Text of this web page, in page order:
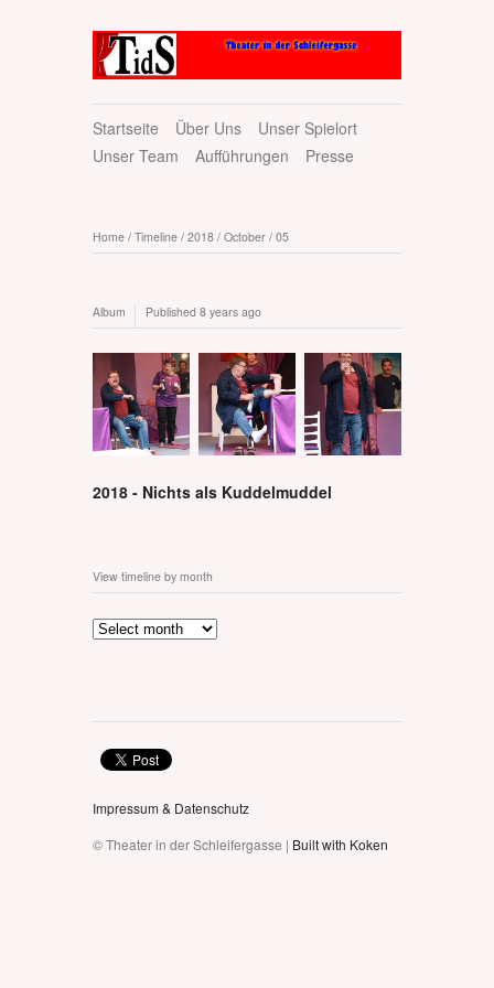
Startseite Über Uns
Unser Spielort
Unser Team
Aufführungen Presse
Home / Timeline / 2018 / October / 05
Album Published 8 years ago
2018 - Nichts als Kuddelmuddel
View timeline by month
Impressum & Datenschutz
© Theater in der Schleifergasse | Built with Koken